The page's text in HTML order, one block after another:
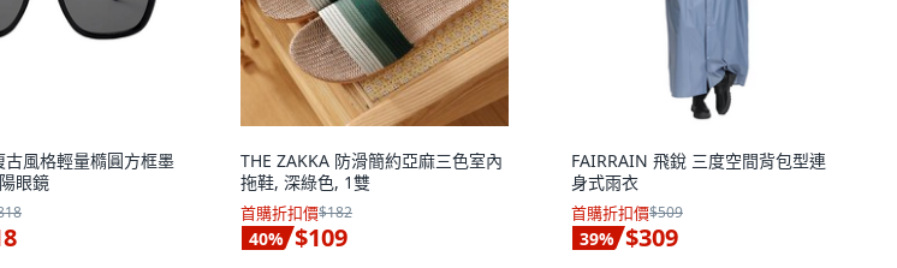
古風格輕量橢圓方框墨
眼鏡
THE ZAKKA 防滑簡約亞麻三色室內
拖鞋, 深綠色, 1雙
首購折扣價$182
40% $109
FAIRRAIN 飛銳 三度空間背包型連
身式雨衣
首購折扣價$509
39% $309